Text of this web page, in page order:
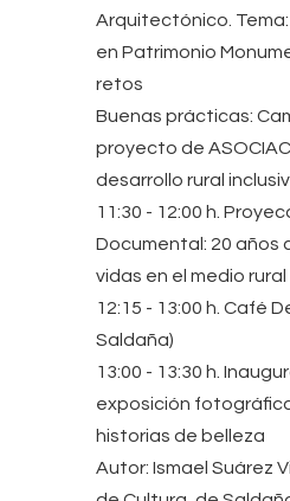
Arquitectónico.
en Patrimonio
retos
Buenas prácticas:
proyecto de
desarrollo rural
11:30 - 12:00 h.
Documental: 20 años
vidas en el medio rural
12:15 - 13:00 h. Café
Saldaña)
13:00 - 13:30 h.
exposición
historias de belleza
Autor: Ismael Suárez